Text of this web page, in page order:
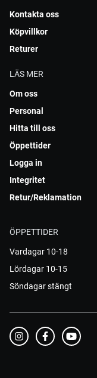
Kontakta oss
Köpvillkor
Returer
LÄS MER
Om oss
Personal
Hitta till oss
Öppettider
Logga in
Integritet
Retur/Reklamation
ÖPPETTIDER
Vardagar 10-18
Lördagar 10-15
Söndagar stängt